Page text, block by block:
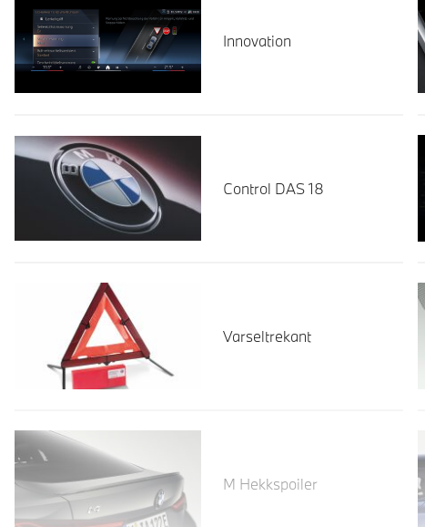
Innovation
Control DAS 18
Varseltrekant
M Hekkspoiler
Les mer